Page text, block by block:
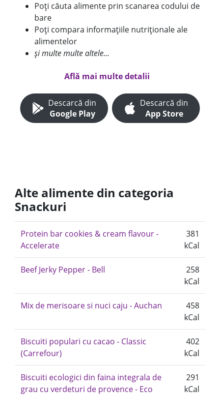
Poți căuta alimente prin scanarea codului de
bare
Poți compara informațiile nutriționale ale
alimentelor
și multe multe altele...
Află mai multe detalii
Descarcă din
Google Play
Descarcă din
App Store
Alte alimente din categoria
Snackuri
Protein bar cookies & cream flavour -
Accelerate
381
kCal
Beef Jerky Pepper - Bell
258
kCal
Mix de merisoare si nuci caju - Auchan
458
kCal
Biscuiti populari cu cacao - Classic
(Carrefour)
402
kCal
Biscuiti ecologici din faina integrala de
grau cu verdeturi de provence - Eco
291
kCal